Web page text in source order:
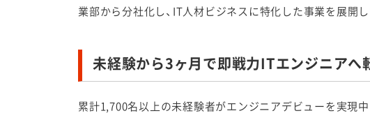
業部から分社化し、IT人材ビジネスに特化した事業を展開し
未経験から3ヶ月で即戦力ITエンジニアへ
累計1,700名以上の未経験者がエンジニアデビューを実現中